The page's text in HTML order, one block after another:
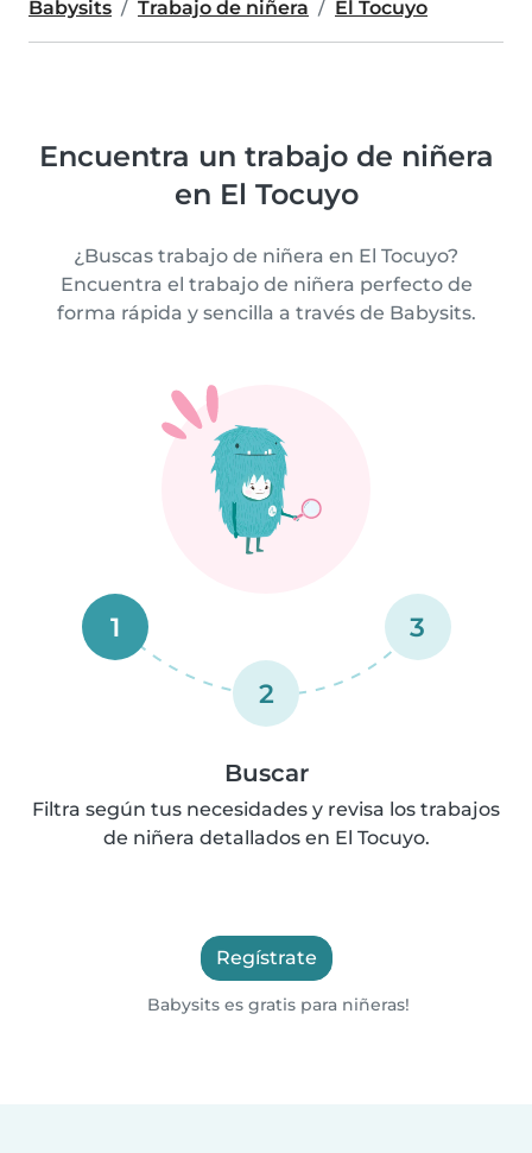
Babysits Trabajo de niñera El Tocuyo
Encuentra un trabajo de niñera
en El Tocuyo
¿Buscas trabajo de niñera en El Tocuyo?
Encuentra el trabajo de niñera perfecto de
forma rápida y sencilla a través de Babysits.
1
2
3
Buscar
Filtra según tus necesidades y revisa los trabajos
de niñera detallados en El Tocuyo.
Regístrate
Babysits es gratis para niñeras!